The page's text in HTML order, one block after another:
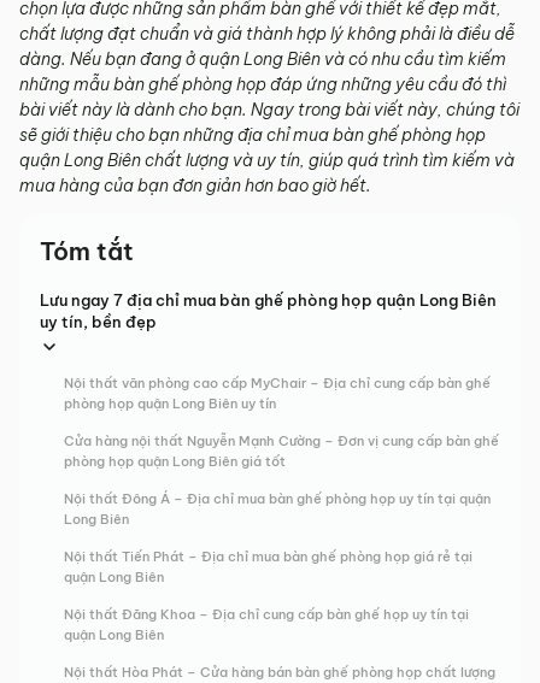
chọn lựa được những sản phẩm bàn ghế với thiết kế đẹp mắt,
chất lượng đạt chuẩn và giá thành hợp lý không phải là điều dễ
dàng. Nếu bạn đang ở quận Long Biên và có nhu cầu tìm kiếm
những mẫu bàn ghế phòng họp đáp ứng những yêu cầu đó thì
bài viết này là dành cho bạn. Ngay trong bài viết này, chúng tôi
sẽ giới thiệu cho bạn những địa chỉ mua bàn ghế phòng họp
quận Long Biên chất lượng và uy tín, giúp quá trình tìm kiếm và
mua hàng của bạn đơn giản hơn bao giờ hết.
Tóm tắt
Lưu ngay 7 địa chỉ mua bàn ghế phòng họp quận Long Biên
uy tín, bền đẹp
Nội thất văn phòng cao cấp MyChair – Địa chỉ cung cấp bàn ghế
phòng họp quận Long Biên uy tín
Cửa hàng nội thất Nguyễn Mạnh Cường – Đơn vị cung cấp bàn ghế
phòng họp quận Long Biên giá tốt
Nội thất Đông Á – Địa chỉ mua bàn ghế phòng họp uy tín tại quận
Long Biên
Nội thất Tiến Phát – Địa chỉ mua bàn ghế phòng họp giá rẻ tại
quận Long Biên
Nội thất Đăng Khoa – Địa chỉ cung cấp bàn ghế họp uy tín tại
quận Long Biên
Nội thất Hòa Phát – Cửa hàng bán bàn ghế phòng họp chất lượng